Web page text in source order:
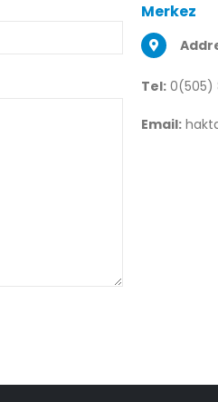
Merkez
Tel: 0(505)
Email: